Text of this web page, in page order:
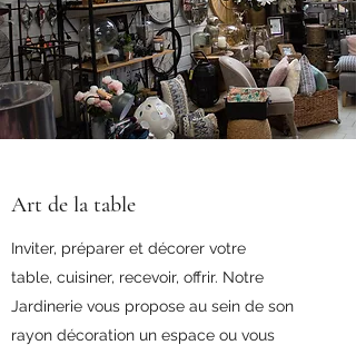
Art de la table
Inviter, préparer et décorer votre
table, cuisiner, recevoir, offrir. Notre
Jardinerie vous propose au sein de son
rayon décoration un espace ou vous